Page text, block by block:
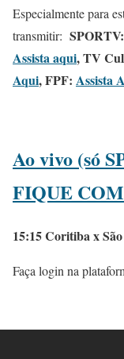
Especialmente para
transmitir:
Assista aqui, TV
Aqui, FPF: Assista
Ao vivo (só
FIQUE
15:15 Coritiba x
Faça login na